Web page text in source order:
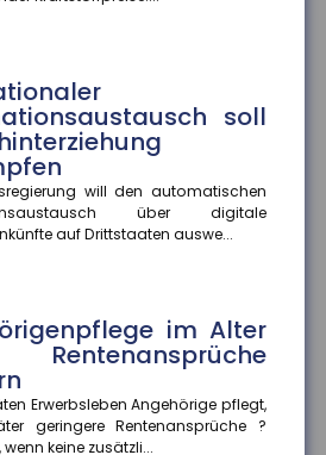
soll
will den automatischen
über digitale
auf Drittstaaten auswe...
im Alter
Erwerbsleben Angehörige pflegt,
geringere Rentenansprüche ?
keine zusätzli...
im Urlaub nicht
Landessozialgericht hat entschieden,
Krankenkasse die Kosten für
des Aktionsplans zur Bekämpfung von
stehen die bessere
Ermi...